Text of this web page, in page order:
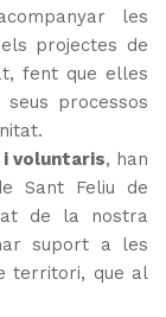
les
projectes de
fent que elles
processos
voluntaris, han
Sant Feliu de
de la nostra
suport a les
territori, que al